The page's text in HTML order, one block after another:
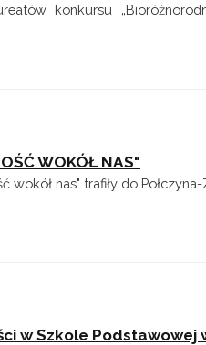
konkursu
WOKÓŁ NAS"
nas" trafiły do
w Szkole Podstawowej